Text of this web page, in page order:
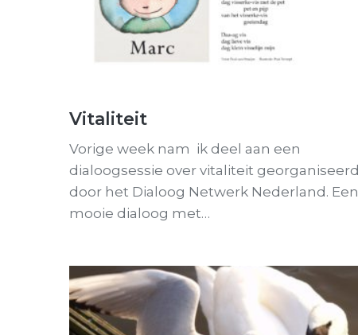
Vitaliteit
Vorige week nam ik deel aan een
dialoogsessie over vitaliteit georganiseerd
door het Dialoog Netwerk Nederland. Een
mooie dialoog met…